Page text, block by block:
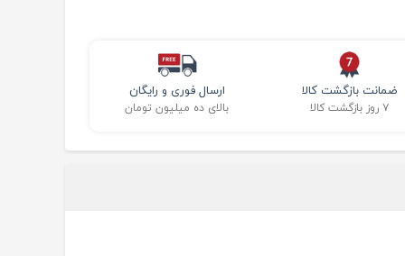
ارسال فوری و رایگان
بالای ده میلیون تومان
ضمانت بازگشت کالا
۷ روز بازگشت کالا